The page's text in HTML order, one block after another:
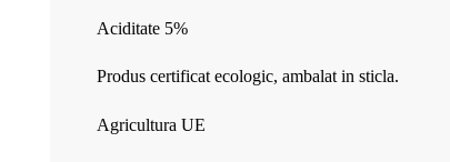
Aciditate 5%
Produs certificat ecologic, ambalat in sticla.
Agricultura UE